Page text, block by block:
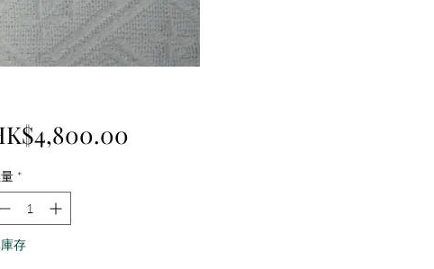
價
*
存